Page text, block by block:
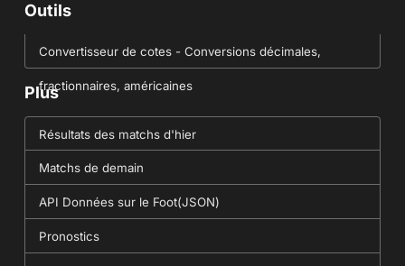
Outils
Convertisseur de cotes - Conversions décimales,
fractionnaires, américaines
Plus
Résultats des matchs d'hier
Matchs de demain
API Données sur le Foot(JSON)
Pronostics